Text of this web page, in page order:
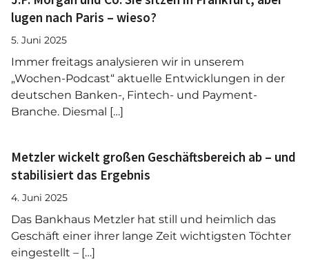
lugen nach Paris – wieso?
5. Juni 2025
Immer freitags analysieren wir in unserem
„Wochen-Podcast“ aktuelle Entwicklungen in der
deutschen Banken-, Fintech- und Payment-
Branche. Diesmal […]
Metzler wickelt großen Geschäftsbereich ab – und
stabilisiert das Ergebnis
4. Juni 2025
Das Bankhaus Metzler hat still und heimlich das
Geschäft einer ihrer lange Zeit wichtigsten Töchter
eingestellt – […]